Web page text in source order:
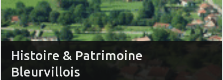
Histoire & Patrimoine
Bleurvillois